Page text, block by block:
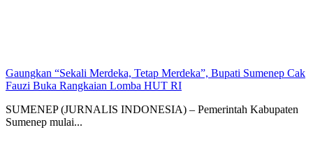
Gaungkan “Sekali Merdeka, Tetap Merdeka”, Bupati Sumenep Cak
Fauzi Buka Rangkaian Lomba HUT RI
SUMENEP (JURNALIS INDONESIA) – Pemerintah Kabupaten
Sumenep mulai...